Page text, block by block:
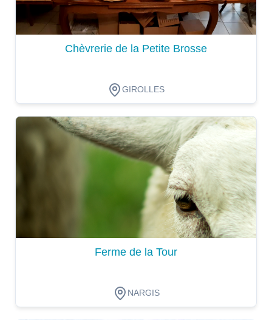
Chèvrerie de la Petite Brosse
GIROLLES
Dégustation
Ferme de la Tour
NARGIS